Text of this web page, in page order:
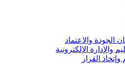
الجودة والاعتماد
والإدارة الإلكترونية
القرار